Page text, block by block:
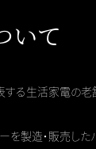
いて
する生活家電の老
を製造・販売した